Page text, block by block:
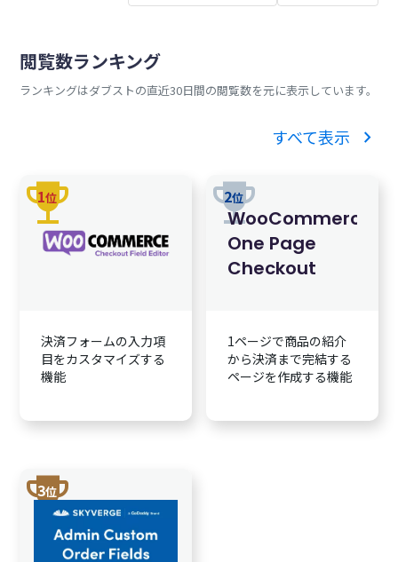
サ
イ
ド
閲覧数ランキング
ランキングはダブストの直近30日間の閲覧数を元に表示しています。
すべて表示 chevron_right
trophy
1位
決済フォームの入力項
目をカスタマイズする
機能
trophy
2位
WooCommerce
One Page
Checkout
1ページで商品の紹介
から決済まで完結する
ページを作成する機能
trophy
3位